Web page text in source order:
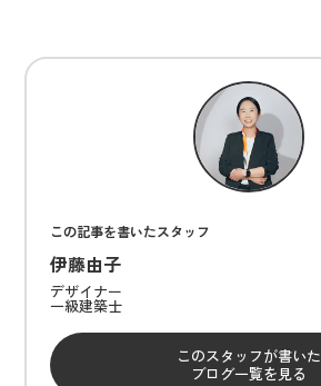
この記事を書いたスタッフ
伊藤由子
デザイナー
一級建築士
このスタッフが書いた
ブログ一覧を見る